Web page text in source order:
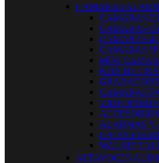
CAMARAS
CAMARAS
CAMARAS
CAMARAS
CAMARAS
MINI
KITS DE
CAMARAS
ALARMAS Y
CAJAS
WALKIE
ALTAVOCES